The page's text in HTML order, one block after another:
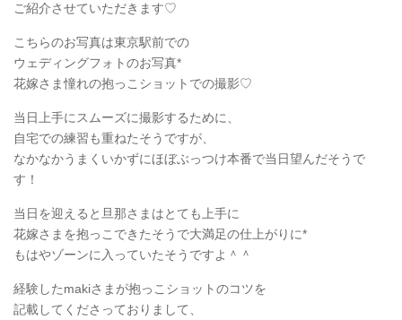
ご紹介させていただきます♡
こちらのお写真は東京駅前での
ウェディングフォトのお写真*
花嫁さま憧れの抱っこショットでの撮影♡
当日上手にスムーズに撮影するために、
自宅での練習も重ねたそうですが、
なかなかうまくいかずにほぼぶっつけ本番で当日望んだそうで
す！
当日を迎えると旦那さまはとても上手に
花嫁さまを抱っこできたそうで大満足の仕上がりに*
もはやゾーンに入っていたそうですよ＾＾
経験したmakiさまが抱っこショットのコツを
記載してくださっておりまして、